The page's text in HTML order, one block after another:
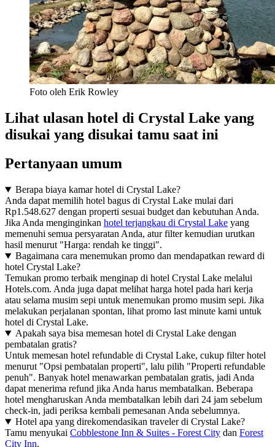
Foto oleh Erik Rowley
Lihat ulasan hotel di Crystal Lake yang
disukai yang disukai tamu saat ini
Pertanyaan umum
Berapa biaya kamar hotel di Crystal Lake?
Anda dapat memilih hotel bagus di Crystal Lake mulai dari
Rp1.548.627 dengan properti sesuai budget dan kebutuhan Anda.
Jika Anda menginginkan hotel terjangkau di Crystal Lake yang
memenuhi semua persyaratan Anda, atur filter kemudian urutkan
hasil menurut "Harga: rendah ke tinggi".
Bagaimana cara menemukan promo dan mendapatkan reward di
hotel Crystal Lake?
Temukan promo terbaik menginap di hotel Crystal Lake melalui
Hotels.com. Anda juga dapat melihat harga hotel pada hari kerja
atau selama musim sepi untuk menemukan promo musim sepi. Jika
melakukan perjalanan spontan, lihat promo last minute kami untuk
hotel di Crystal Lake.
Apakah saya bisa memesan hotel di Crystal Lake dengan
pembatalan gratis?
Untuk memesan hotel refundable di Crystal Lake, cukup filter hotel
menurut "Opsi pembatalan properti", lalu pilih "Properti refundable
penuh". Banyak hotel menawarkan pembatalan gratis, jadi Anda
dapat menerima refund jika Anda harus membatalkan. Beberapa
hotel mengharuskan Anda membatalkan lebih dari 24 jam sebelum
check-in, jadi periksa kembali pemesanan Anda sebelumnya.
Hotel apa yang direkomendasikan traveler di Crystal Lake?
Tamu menyukai Cobblestone Inn & Suites - Forest City dan Forest
City Inn.